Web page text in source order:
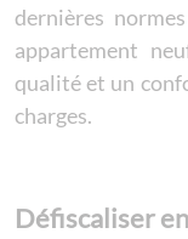
dernières
appartement
qualité et un
charges.
Défiscaliser